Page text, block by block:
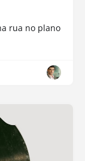
rua no plano